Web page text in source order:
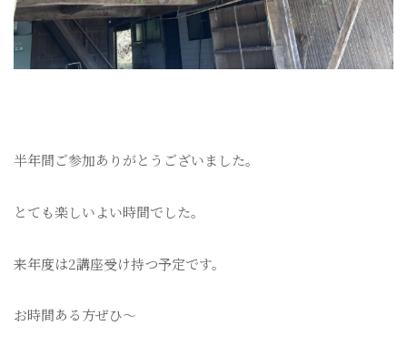
半年間ご参加ありがとうございました。
とても楽しいよい時間でした。
来年度は2講座受け持つ予定です。
お時間ある方ぜひ〜